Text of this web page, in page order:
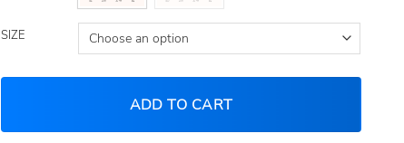
SIZE
ADD TO CART